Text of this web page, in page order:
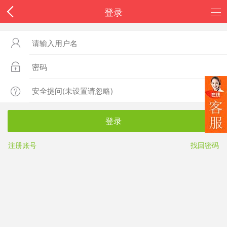
登录



登录
注册账号 找回密码